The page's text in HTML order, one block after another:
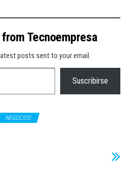
Tecnoempresa
posts sent to your email.
Suscribirse
NEGOCIOS